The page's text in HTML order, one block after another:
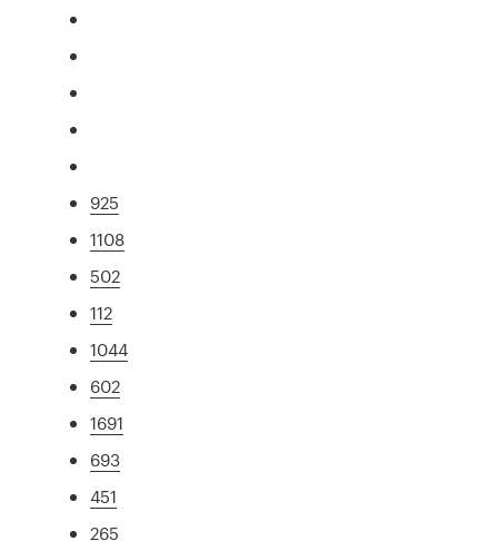
925
1108
502
112
1044
602
1691
693
451
265